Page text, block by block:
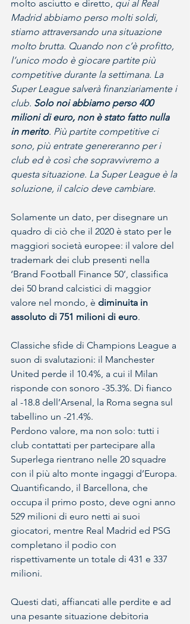
molto asciutto e diretto, qui al Real
Madrid abbiamo perso molti soldi,
stiamo attraversando una situazione
molto brutta. Quando non c’è profitto,
l’unico modo è giocare partite più
competitive durante la settimana. La
Super League salverà finanziariamente i
club. Solo noi abbiamo perso 400
milioni di euro, non è stato fatto nulla
in merito. Più partite competitive ci
sono, più entrate genereranno per i
club ed è così che sopravvivremo a
questa situazione. La Super League è la
soluzione, il calcio deve cambiare.
Solamente un dato, per disegnare un
quadro di ciò che il 2020 è stato per le
maggiori società europee: il valore del
trademark dei club presenti nella
‘Brand Football Finance 50’, classifica
dei 50 brand calcistici di maggior
valore nel mondo, è diminuita in
assoluto di 751 milioni di euro.
Classiche sfide di Champions League a
suon di svalutazioni: il Manchester
United perde il 10.4%, a cui il Milan
risponde con sonoro -35.3%. Di fianco
al -18.8 dell’Arsenal, la Roma segna sul
tabellino un -21.4%.
Perdono valore, ma non solo: tutti i
club contattati per partecipare alla
Superlega rientrano nelle 20 squadre
con il più alto monte ingaggi d’Europa.
Quantificando, il Barcellona, che
occupa il primo posto, deve ogni anno
529 milioni di euro netti ai suoi
giocatori, mentre Real Madrid ed PSG
completano il podio con
rispettivamente un totale di 431 e 337
milioni.
Questi dati, affiancati alle perdite e ad
una pesante situazione debitoria